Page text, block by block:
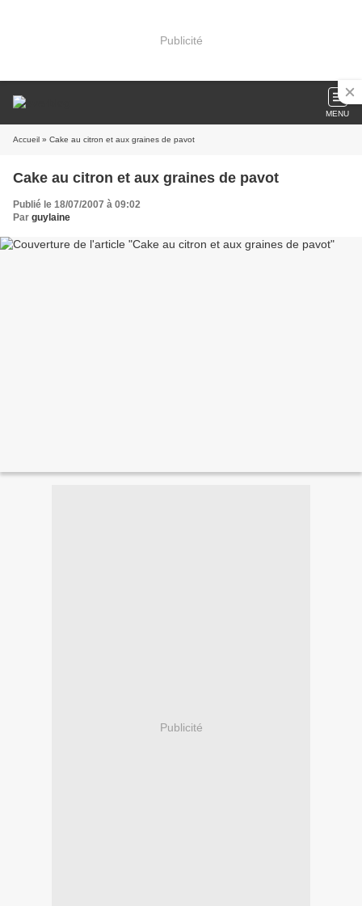
Publicité
MENU
Accueil » Cake au citron et aux graines de pavot
Cake au citron et aux graines de pavot
Publié le 18/07/2007 à 09:02
Par guylaine
Publicité